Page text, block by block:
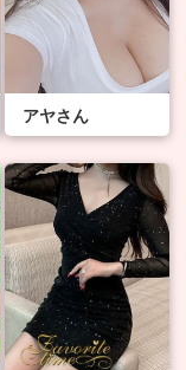
アヤさん